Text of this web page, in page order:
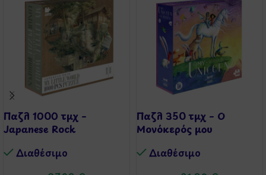
Παζλ 1000 τμχ –
Japanese Rock
Διαθέσιμo
Παζλ 350 τμχ – Ο
Μονόκερός μου
Διαθέσιμo